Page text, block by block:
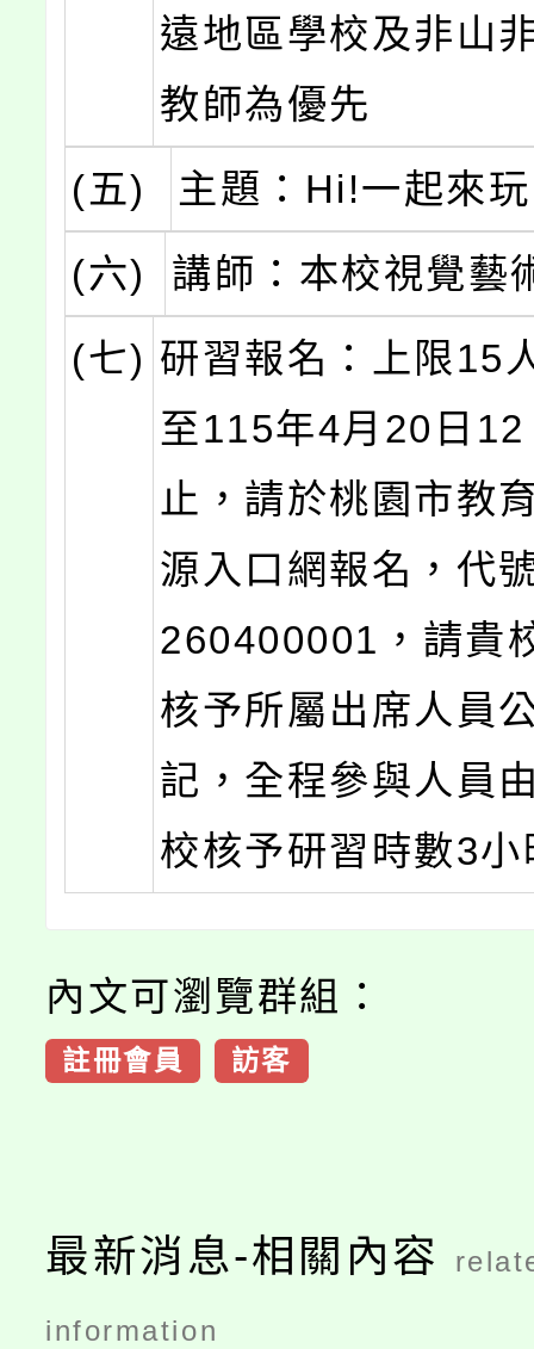
遠地區學校及非山
教師為優先
(五)
主題：Hi!一起來
(六)
講師：本校視覺藝
(七) 研習報名：上限15
至115年4月20日
止，請於桃園市教
源入口網報名，代
260400001，請貴
核予所屬出席人員
記，全程參與人員
校核予研習時數3小
內文可瀏覽群組：
註冊會員 訪客
最新消息-相關內容
information